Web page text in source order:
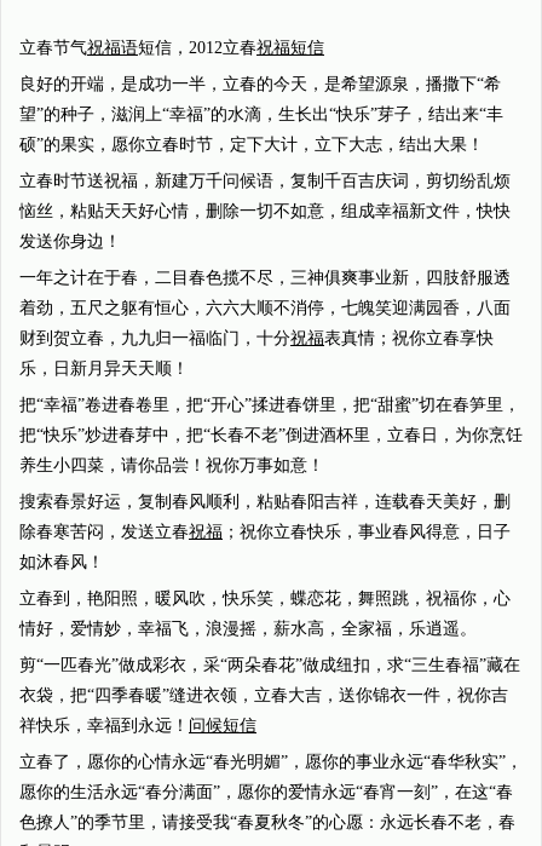
立春节气祝福语短信，2012立春祝福短信
良好的开端，是成功一半，立春的今天，是希望源泉，播撒下“希
望”的种子，滋润上“幸福”的水滴，生长出“快乐”芽子，结出来“丰
硕”的果实，愿你立春时节，定下大计，立下大志，结出大果！
立春时节送祝福，新建万千问候语，复制千百吉庆词，剪切纷乱烦
恼丝，粘贴天天好心情，删除一切不如意，组成幸福新文件，快快
发送你身边！
一年之计在于春，二目春色揽不尽，三神俱爽事业新，四肢舒服透
着劲，五尺之躯有恒心，六六大顺不消停，七魄笑迎满园香，八面
财到贺立春，九九归一福临门，十分祝福表真情；祝你立春享快
乐，日新月异天天顺！
把“幸福”卷进春卷里，把“开心”揉进春饼里，把“甜蜜”切在春笋里，
把“快乐”炒进春芽中，把“长春不老”倒进酒杯里，立春日，为你烹饪
养生小四菜，请你品尝！祝你万事如意！
搜索春景好运，复制春风顺利，粘贴春阳吉祥，连载春天美好，删
除春寒苦闷，发送立春祝福 ；祝你立春快乐，事业春风得意，日子
如沐春风！
立春到，艳阳照，暖风吹，快乐笑，蝶恋花，舞照跳，祝福你，心
情好，爱情妙，幸福飞，浪漫摇，薪水高，全家福，乐逍遥。
剪“一匹春光”做成彩衣，采“两朵春花”做成纽扣，求“三生春福”藏在
衣袋，把“四季春暖”缝进衣领，立春大吉，送你锦衣一件，祝你吉
祥快乐，幸福到永远！ 问候短信
立春了，愿你的心情永远“春光明媚”，愿你的事业永远“春华秋实”，
愿你的生活永远“春分满面”，愿你的爱情永远“春宵一刻”，在这“春
色撩人”的季节里，请接受我“春夏秋冬”的心愿：永远长春不老，春